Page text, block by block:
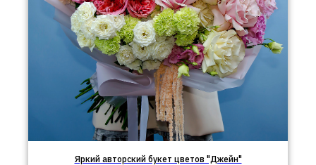
Яркий авторский букет цветов "Джейн"